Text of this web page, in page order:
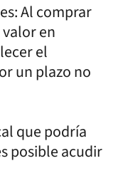
Al comprar
en
el
un plazo no
que podría
posible acudir